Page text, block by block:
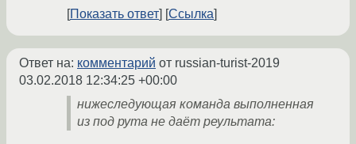
Показать ответ Ссылка
Ответ на: комментарий от russian-turist-2019
03.02.2018 12:34:25 +00:00
нижеследующая команда выполненная
из под рута не даёт реультата: